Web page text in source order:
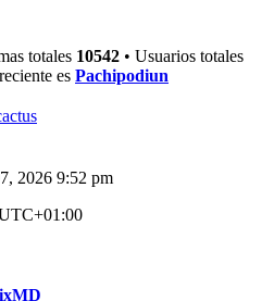
totales 10542 • Usuarios totales
es Pachipodiun
2026 9:52 pm